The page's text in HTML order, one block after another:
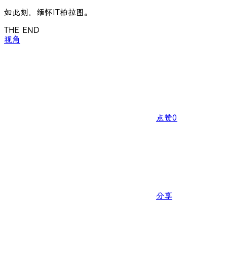
如此刻，缅怀IT柏拉图。
THE END
视角
点赞0
分享